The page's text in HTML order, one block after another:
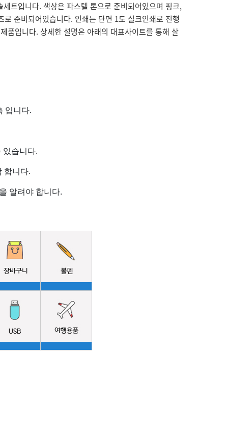
트입니다. 색상은 파스텔 톤으로 준비되어있으며 핑크,
준비되어있습니다. 인쇄는 단면 1도 실크인쇄로 진행
품입니다. 상세한 설명은 아래의 대표사이트를 통해 살
입니다.
있습니다.
합니다.
알려야 합니다.